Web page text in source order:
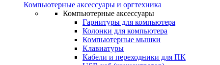
Компьютерные аксессуары и оргтехника
Компьютерные аксессуары
Гарнитуры для компьютера
Колонки для компьютера
Компьютерные мышки
Клавиатуры
Кабели и переходники для ПК